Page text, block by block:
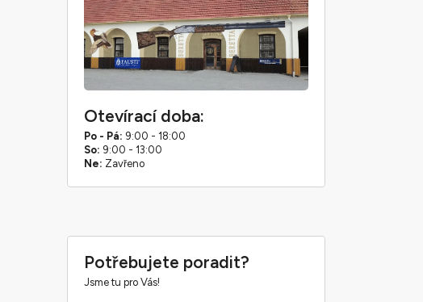
Otevírací doba:
Po - Pá: 9:00 - 18:00
So: 9:00 - 13:00
Ne: Zavřeno
Potřebujete poradit?
Jsme tu pro Vás!